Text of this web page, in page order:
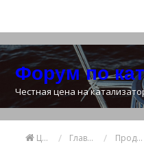
Форум по
Честная цена на
Цена катализатора Главная Продажа и покупка катализаторов